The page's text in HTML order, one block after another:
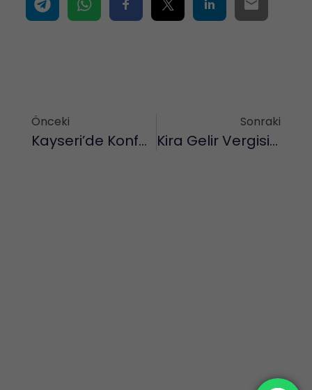
Önceki
Kayseri’de Konforlu Ve Güvenli Yaşam İçin Emel Bina Yönetimi İle Tanışın
Sonraki
Kira Gelir Vergisi Nedir?